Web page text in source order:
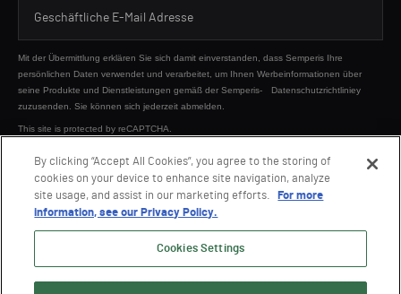
Mit der Übermittlung erklären Sie sich damit einverstanden, dass Semperis Ihre
persönlichen Daten verwendet und verarbeitet, um Ihnen Werbeinformationen über
seine Produkte und Dienstleistungen gemäß der Semperis-
Datenschutzrichtliniey
zuzusenden. Sie können sich jederzeit abmelden.
This site is protected by reCAPTCHA.
SENDEN
By clicking “Accept All Cookies”, you agree to the storing of
cookies on your device to enhance site navigation, analyze
site usage, and assist in our marketing efforts.
For more
information, see our Privacy Policy.
Cookies Settings